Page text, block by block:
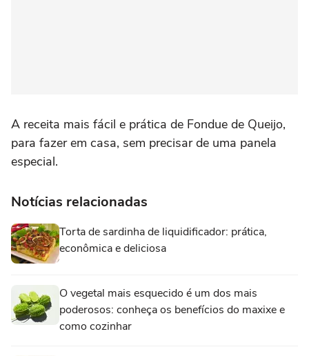
A receita mais fácil e prática de Fondue de Queijo,
para fazer em casa, sem precisar de uma panela
especial.
Notícias relacionadas
Torta de sardinha de liquidificador: prática,
econômica e deliciosa
O vegetal mais esquecido é um dos mais
poderosos: conheça os benefícios do maxixe e
como cozinhar